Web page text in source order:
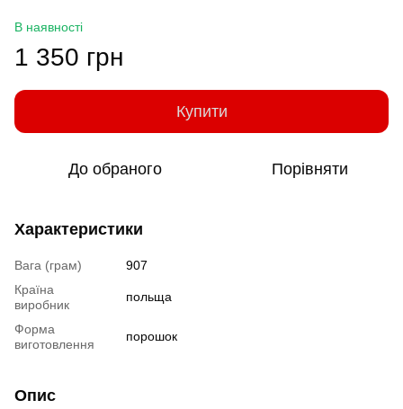
В наявності
1 350 грн
Купити
До обраного Порівняти
Характеристики
Вага (грам)
907
Країна
виробник
польща
Форма
виготовлення
порошок
Опис